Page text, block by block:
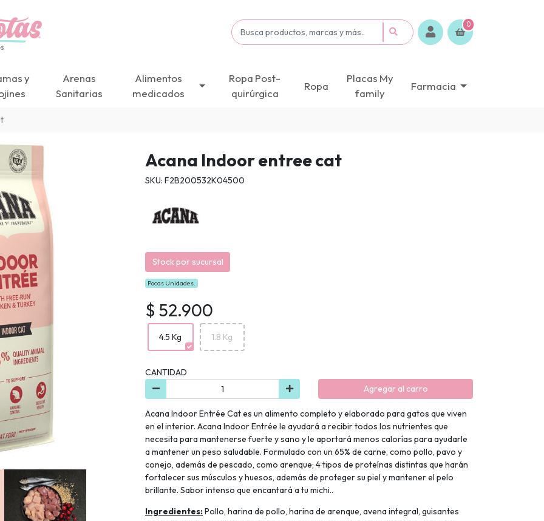
0
y
Arenas
Sanitarias
Alimentos
medicados
Ropa Post-
quirúrgica
Ropa
Placas My
family
Farmacia
Acana Indoor entree cat
SKU: F2B200532K04500
Stock por sucursal
Pocas Unidades.
$ 52.900
4.5 Kg 1.8 Kg
CANTIDAD
Agregar al carro
Acana Indoor Entrée Cat es un alimento completo y elaborado para gatos que viven
en el interior. Acana Indoor Entrée le ayudará a recibir todos los nutrientes que
necesita para mantenerse fuerte y sano y le aportará menos calorías para ayudarle
a mantener un peso saludable. Formulado con un 65% de carne, como pollo, pavo y
conejo, además de pescado, como arenque; 4 tipos de proteínas distintas que harán
fortalecer sus músculos y huesos, además de proteger su piel y mantener el pelo
brillante. Sabor intenso que encantará a tu michi..
Ingredientes:Pollo, harina de pollo, harina de arenque, avena integral, guisantes